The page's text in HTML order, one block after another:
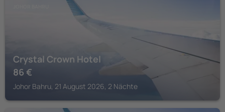
Crystal Crown Hotel
86 €
Johor Bahru, 21 August 2026, 2 Nächte